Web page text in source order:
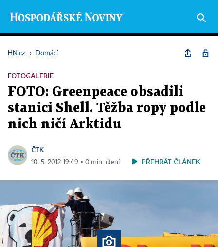
HN.cz › Domácí
FOTOGALERIE
FOTO: Greenpeace obsadili
stanici Shell. Těžba ropy podle
nich ničí Arktidu
ČTK
10. 5. 2012 19:49 ▪ 0 min. čtení PŘEHRÁT ČLÁNEK